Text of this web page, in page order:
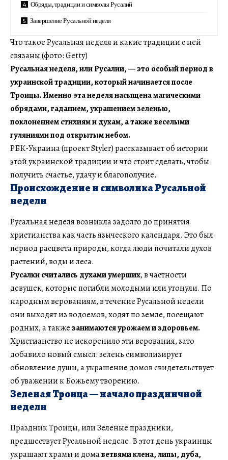
Обряды, традиции и символы Русалий
Завершение Русальной недели
Что такое Русальная неделя и какие традиции с ней
связаны (фото: Getty)
Русальная неделя, или Русалии, — это особый период в
украинской традиции, который начинается после
Троицы. Именно эта неделя насыщена магическими
обрядами, гаданием, украшением зеленью,
поклонением стихиям и духам, а также веселыми
гуляниями под открытым небом.
РБК-Украина (проект Styler) рассказывает об истории
этой украинской традиции и что стоит сделать, чтобы
получить счастье, удачу и благополучие.
Происхождение и символика Русальной
недели
Русальная неделя возникла задолго до принятия
христианства как часть языческого календаря. Это был
период расцвета природы, когда люди почитали духов
растений, воды и леса.
Русалки считались духами умерших, в частности
девушек, которые погибли молодыми или утонули. По
народным верованиям, в течение Русальной недели
они выходят из водоемов, ходят по земле, посещают
родных, а также занимаются урожаем и здоровьем.
Христианство не искоренило эти верования, зато
добавило новый смысл: зелень символизирует
обновление души, а украшение домов свидетельствует
об уважении к Божьему творению.
Зеленая Троица — начало праздничной
недели
Праздник Троицы, или Зеленые праздники,
предшествует Русальной неделе. В этот день украинцы
украшают храмы и домаветвями клена, липы, дуба,